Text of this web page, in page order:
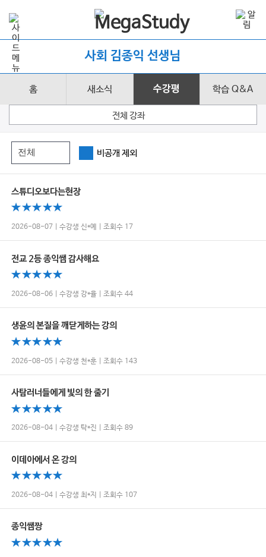
사회 김종익 선생님
홈 새소식 수강평 학습 Q&A
전체 강좌
비공개 제외
스튜디오보다는현장
2026-08-07 | 수강생 신*예 | 조회수 17
전교 2등 종익쌤 감사해요
2026-08-06 | 수강생 강*율 | 조회수 44
생윤의 본질을 깨닫게하는 강의
2026-08-05 | 수강생 천*훈 | 조회수 143
사탐러너들에게 빛의 한 줄기
2026-08-04 | 수강생 탁*진 | 조회수 89
이데아에서 온 강의
2026-08-04 | 수강생 최*지 | 조회수 107
종익쌤짱